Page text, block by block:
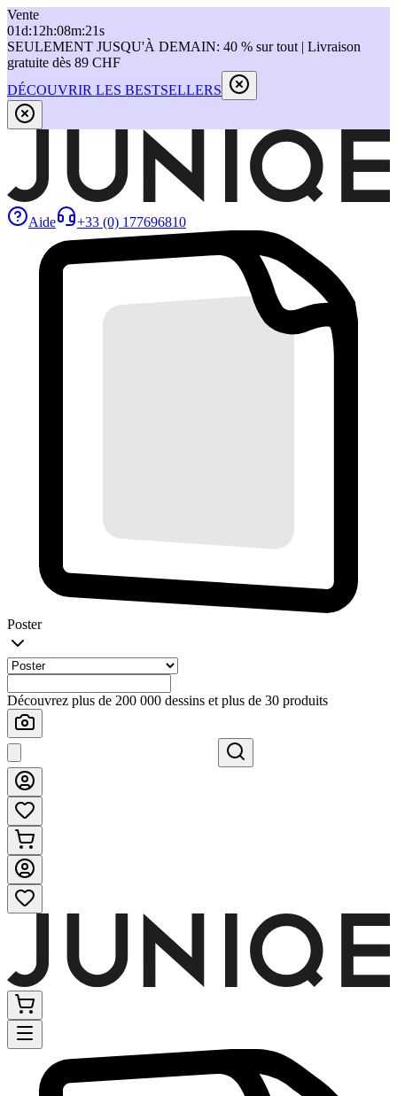
Vente
01d:12h:08m:21s
SEULEMENT JUSQU'À DEMAIN: 40 % sur tout | Livraison
gratuite dès 89 CHF
DÉCOUVRIR LES BESTSELLERS
Aide +33 (0) 177696810
Poster
Découvrez plus de 200 000 dessins et plus de 30 produits